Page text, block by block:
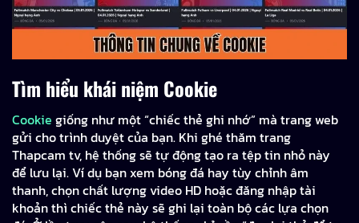
Tìm hiểu khái niệm Cookie
Cookie giống như một “chiếc thẻ ghi nhớ” mà trang web
gửi cho trình duyệt của bạn. Khi ghé thăm trang
Thapcam tv, hệ thống sẽ tự động tạo ra tệp tin nhỏ này
để lưu lại. Ví dụ bạn xem bóng đá hay tùy chỉnh âm
thanh, chọn chất lượng video HD hoặc đăng nhập tài
khoản thì chiếc thẻ này sẽ ghi lại toàn bộ các lựa chọn